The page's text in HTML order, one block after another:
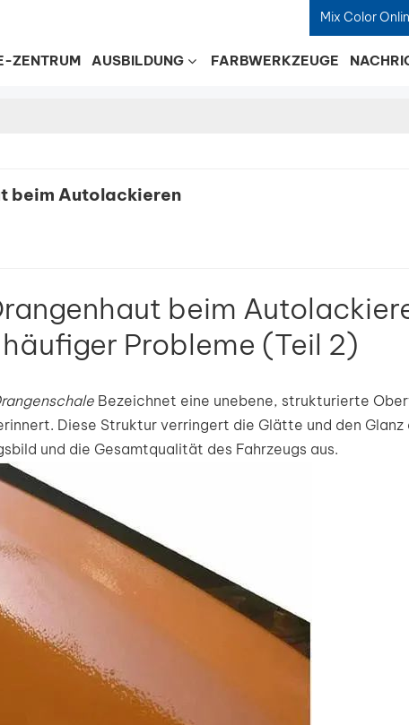
Mix Color
ZENTRUM AUSBILDUNG FARBWERKZEUGE
beim Autolackieren
beim
Probleme (Teil 2)
Bezeichnet eine unebene, strukturierte
Diese Struktur verringert die Glätte und den
und die Gesamtqualität des Fahrzeugs aus.